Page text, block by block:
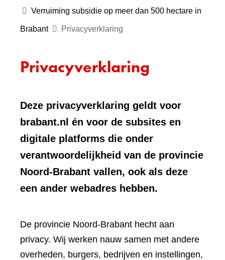
Verruiming subsidie op meer dan 500 hectare in
Brabant Privacyverklaring
Privacyverklaring
Deze privacyverklaring geldt voor
brabant.nl én voor de subsites en
digitale platforms die onder
verantwoordelijkheid van de provincie
Noord-Brabant vallen, ook als deze
een ander webadres hebben.
De provincie Noord-Brabant hecht aan
privacy. Wij werken nauw samen met andere
overheden, burgers, bedrijven en instellingen,